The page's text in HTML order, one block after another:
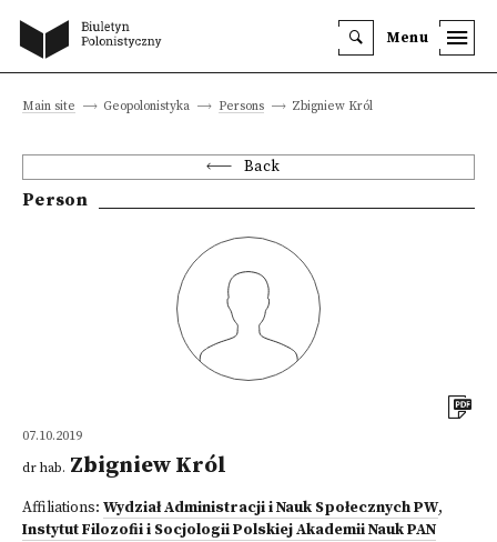
Menu
Main site Geopolonistyka Persons Zbigniew Król
Back
Person
07.10.2019
dr hab. Zbigniew Król
Affiliations: Wydział Administracji i Nauk Społecznych PW,
Instytut Filozofii i Socjologii Polskiej Akademii Nauk PAN